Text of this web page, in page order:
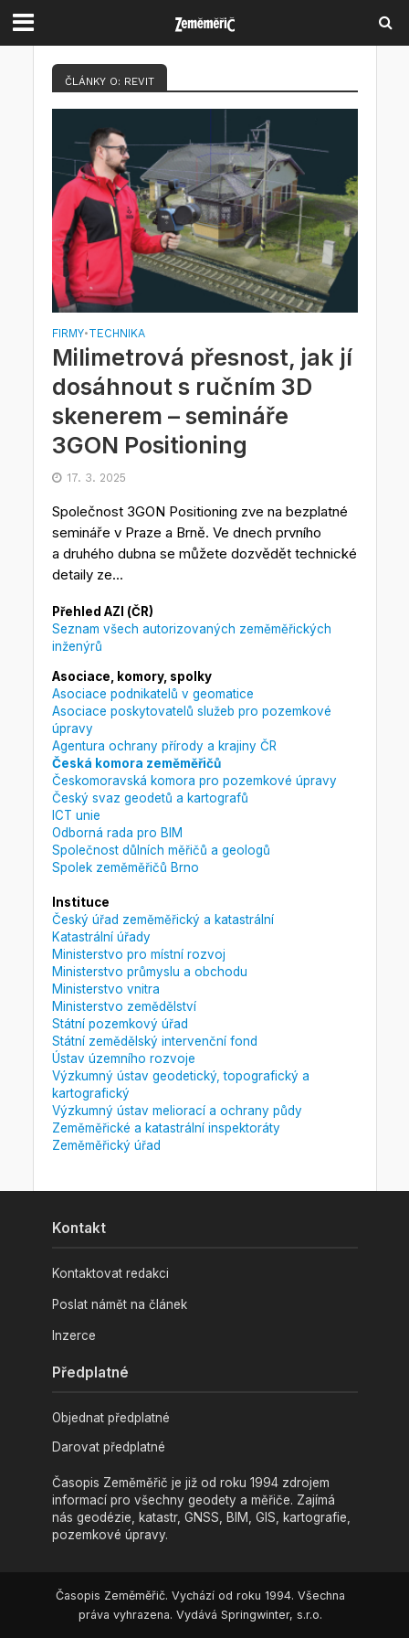
ČLÁNKY O: REVIT
FIRMY•TECHNIKA
Milimetrová přesnost, jak jí
dosáhnout s ručním 3D
skenerem – semináře
3GON Positioning
17. 3. 2025
Společnost 3GON Positioning zve na bezplatné
semináře v Praze a Brně. Ve dnech prvního
a druhého dubna se můžete dozvědět technické
detaily ze...
Přehled AZI (ČR)
Seznam všech autorizovaných zeměměřických
inženýrů
Asociace, komory, spolky
Asociace podnikatelů v geomatice
Asociace poskytovatelů služeb pro pozemkové
úpravy
Agentura ochrany přírody a krajiny ČR
Česká komora zeměměřičů
Českomoravská komora pro pozemkové úpravy
Český svaz geodetů a kartografů
ICT unie
Odborná rada pro BIM
Společnost důlních měřičů a geologů
Spolek zeměměřičů Brno
Instituce
Český úřad zeměměřický a katastrální
Katastrální úřady
Ministerstvo pro místní rozvoj
Ministerstvo průmyslu a obchodu
Ministerstvo vnitra
Ministerstvo zemědělství
Státní pozemkový úřad
Státní zemědělský intervenční fond
Ústav územního rozvoje
Výzkumný ústav geodetický, topografický a
kartografický
Výzkumný ústav meliorací a ochrany půdy
Zeměměřické a katastrální inspektoráty
Zeměměřický úřad
Kontakt
Kontaktovat redakci
Poslat námět na článek
Inzerce
Předplatné
Objednat předplatné
Darovat předplatné
Časopis Zeměměřič je již od roku 1994 zdrojem
informací pro všechny geodety a měřiče. Zajímá
nás geodézie, katastr, GNSS, BIM, GIS, kartografie,
pozemkové úpravy.
Časopis Zeměměřič. Vychází od roku 1994. Všechna
práva vyhrazena. Vydává Springwinter, s.r.o.